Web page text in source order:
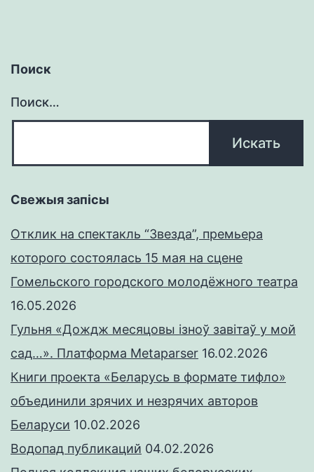
Поиск
Поиск…
Свежыя запісы
Отклик на спектакль “Звезда”, премьера
которого состоялась 15 мая на сцене
Гомельского городского молодёжного театра
16.05.2026
Гульня «Дождж месяцовы ізноў завітаў у мой
сад…». Платформа Metaparser 16.02.2026
Книги проекта «Беларусь в формате тифло»
объединили зрячих и незрячих авторов
Беларуси 10.02.2026
Водопад публикаций 04.02.2026